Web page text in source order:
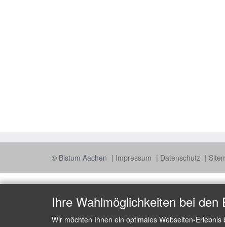
© Bistum Aachen Impressum Datenschutz
Ihre Wahlmöglichkeiten bei
Wir möchten Ihnen ein optimales Webseiten-